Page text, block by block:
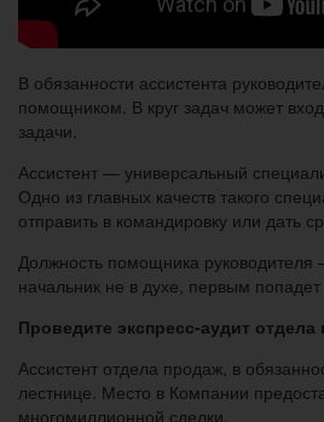
В обязанности ассистента
помощником. В круг задач может
задачи.
Ассистент — универсальный
Одно из главных качеств такого
отправить в командировку или дать
Должность помощника руководителя
начальник не в духе, первым
Проведите экспресс-аудит
Ассистент отдела продаж, в
лестнице. Место в Компании
многомиллионной сделки.